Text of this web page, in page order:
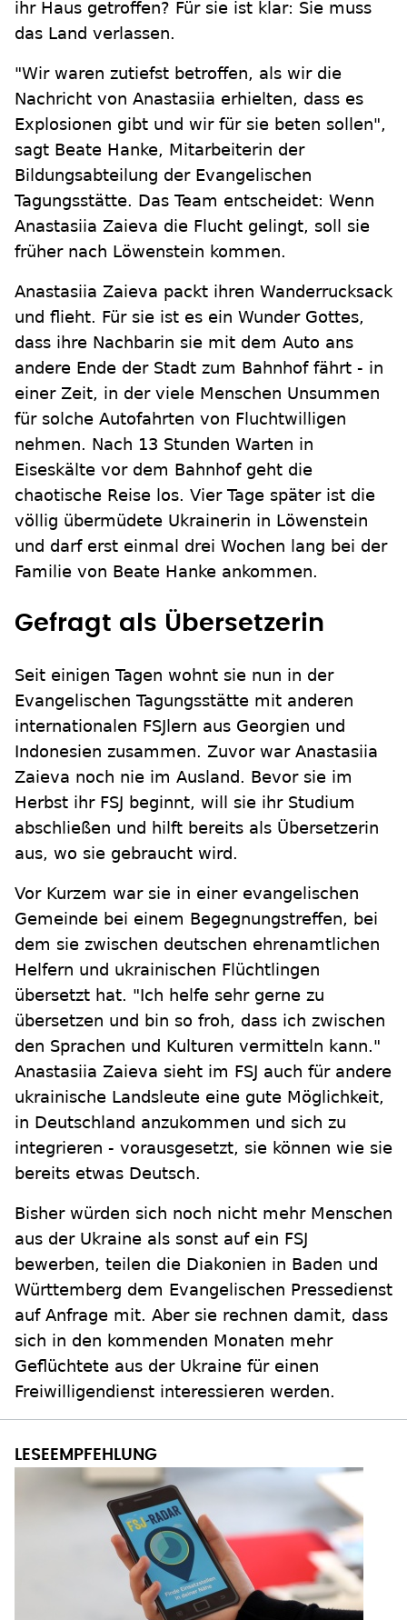
ihr Haus getroffen? Für sie ist klar: Sie muss
das Land verlassen.
"Wir waren zutiefst betroffen, als wir die
Nachricht von Anastasiia erhielten, dass es
Explosionen gibt und wir für sie beten sollen",
sagt Beate Hanke, Mitarbeiterin der
Bildungsabteilung der Evangelischen
Tagungsstätte. Das Team entscheidet: Wenn
Anastasiia Zaieva die Flucht gelingt, soll sie
früher nach Löwenstein kommen.
Anastasiia Zaieva packt ihren Wanderrucksack
und flieht. Für sie ist es ein Wunder Gottes,
dass ihre Nachbarin sie mit dem Auto ans
andere Ende der Stadt zum Bahnhof fährt - in
einer Zeit, in der viele Menschen Unsummen
für solche Autofahrten von Fluchtwilligen
nehmen. Nach 13 Stunden Warten in
Eiseskälte vor dem Bahnhof geht die
chaotische Reise los. Vier Tage später ist die
völlig übermüdete Ukrainerin in Löwenstein
und darf erst einmal drei Wochen lang bei der
Familie von Beate Hanke ankommen.
Gefragt als Übersetzerin
Seit einigen Tagen wohnt sie nun in der
Evangelischen Tagungsstätte mit anderen
internationalen FSJlern aus Georgien und
Indonesien zusammen. Zuvor war Anastasiia
Zaieva noch nie im Ausland. Bevor sie im
Herbst ihr FSJ beginnt, will sie ihr Studium
abschließen und hilft bereits als Übersetzerin
aus, wo sie gebraucht wird.
Vor Kurzem war sie in einer evangelischen
Gemeinde bei einem Begegnungstreffen, bei
dem sie zwischen deutschen ehrenamtlichen
Helfern und ukrainischen Flüchtlingen
übersetzt hat. "Ich helfe sehr gerne zu
übersetzen und bin so froh, dass ich zwischen
den Sprachen und Kulturen vermitteln kann."
Anastasiia Zaieva sieht im FSJ auch für andere
ukrainische Landsleute eine gute Möglichkeit,
in Deutschland anzukommen und sich zu
integrieren - vorausgesetzt, sie können wie sie
bereits etwas Deutsch.
Bisher würden sich noch nicht mehr Menschen
aus der Ukraine als sonst auf ein FSJ
bewerben, teilen die Diakonien in Baden und
Württemberg dem Evangelischen Pressedienst
auf Anfrage mit. Aber sie rechnen damit, dass
sich in den kommenden Monaten mehr
Geflüchtete aus der Ukraine für einen
Freiwilligendienst interessieren werden.